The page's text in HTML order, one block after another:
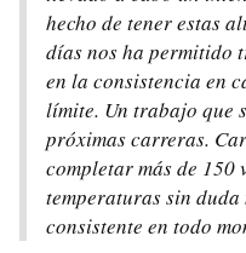
hecho de tener estas
días nos ha permitido
en la consistencia en
límite. Un trabajo que
próximas carreras.
completar más de 150
temperaturas sin
consistente en todo